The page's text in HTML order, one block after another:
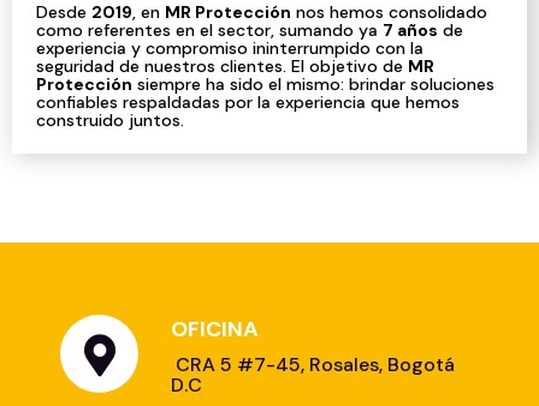
Desde 2019, en MR Protección nos hemos consolidado
como referentes en el sector, sumando ya 7 años de
experiencia y compromiso ininterrumpido con la
seguridad de nuestros clientes. El objetivo de MR
Protección siempre ha sido el mismo: brindar soluciones
confiables respaldadas por la experiencia que hemos
construido juntos.
OFICINA